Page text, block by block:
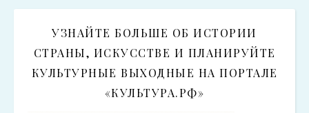
УЗНАЙТЕ БОЛЬШЕ ОБ ИСТОРИИ
СТРАНЫ, ИСКУССТВЕ И ПЛАНИРУЙТЕ
КУЛЬТУРНЫЕ ВЫХОДНЫЕ НА ПОРТАЛЕ
«КУЛЬТУРА.РФ»